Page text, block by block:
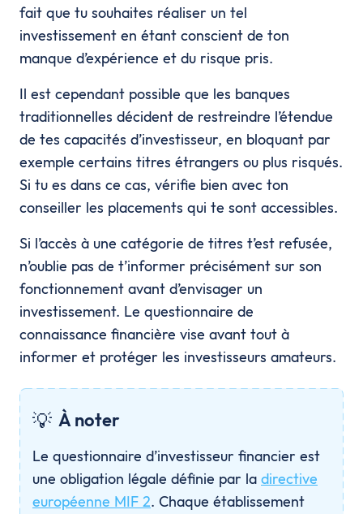
fait que tu souhaites réaliser un tel
investissement en étant conscient de ton
manque d’expérience et du risque pris.
Il est cependant possible que les banques
traditionnelles décident de restreindre l’étendue
de tes capacités d’investisseur, en bloquant par
exemple certains titres étrangers ou plus risqués.
Si tu es dans ce cas, vérifie bien avec ton
conseiller les placements qui te sont accessibles.
Si l’accès à une catégorie de titres t’est refusée,
n’oublie pas de t’informer précisément sur son
fonctionnement avant d’envisager un
investissement. Le questionnaire de
connaissance financière vise avant tout à
informer et protéger les investisseurs amateurs.
💡 À noter
Le questionnaire d’investisseur financier est
une obligation légale définie par la directive
européenne MIF 2. Chaque établissement